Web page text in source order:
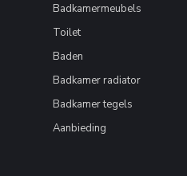
Badkamermeubels
Toilet
Baden
Badkamer radiator
Badkamer tegels
Aanbieding